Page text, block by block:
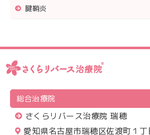
腱鞘炎
総合治療院
さくらリバース治療院 瑞穂
愛知県名古屋市瑞穂区佐渡町１丁